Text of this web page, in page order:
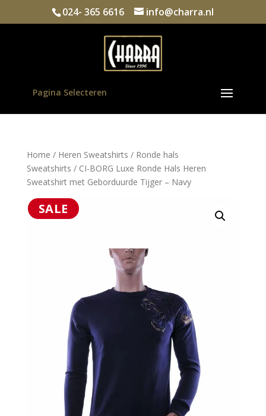
024- 365 6616 info@charra.nl
Pagina Selecteren
Home / Heren Sweatshirts / Ronde hals
Sweatshirts / CI-BORG Luxe Ronde Hals Heren
Sweatshirt met Geborduurde Tijger – Navy
SALE